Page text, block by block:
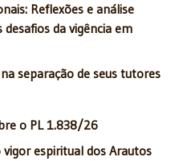
Reflexões e análise
da vigência em
separação de seus tutores
o PL 1.838/26
espiritual dos Arautos